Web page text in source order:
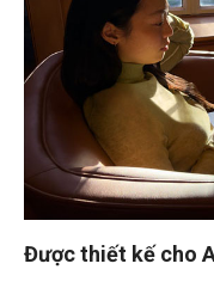
Được thiết kế cho